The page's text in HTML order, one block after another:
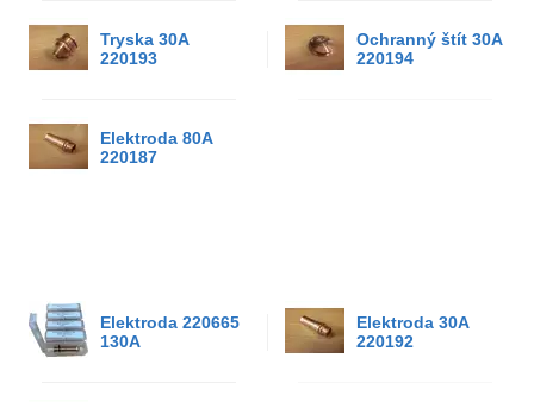
Tryska 30A
220193
Ochranný štít 30A
220194
Elektroda 80A
220187
Elektroda 220665
130A
Elektroda 30A
220192